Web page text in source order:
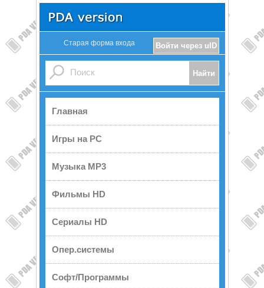
Войти через uID
Старая форма входа
Главная
Игры на PC
Музыка MP3
Фильмы HD
Сериалы HD
Опер.системы
Софт/Программы